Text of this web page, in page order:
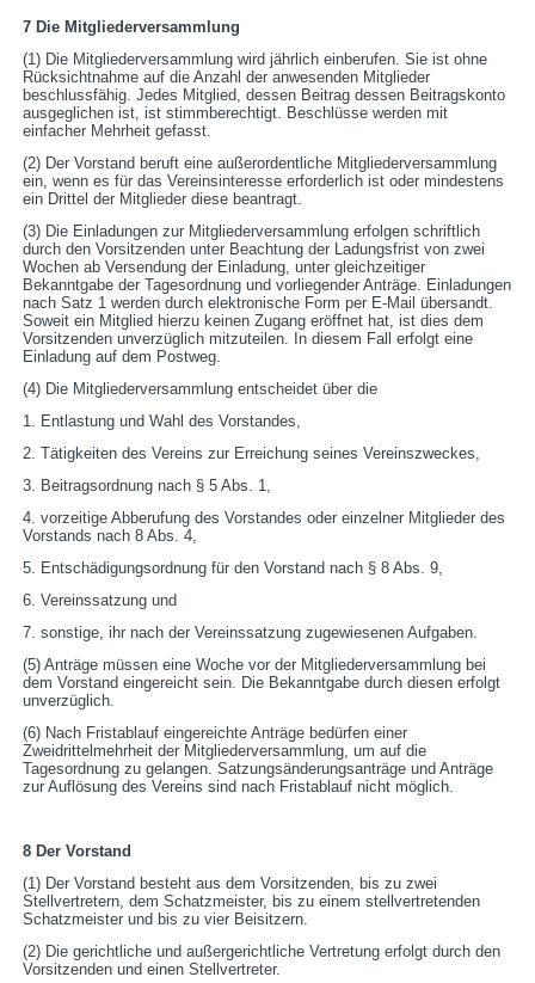
7 Die Mitgliederversammlung
(1) Die Mitgliederversammlung wird jährlich einberufen. Sie ist ohne
Rücksichtnahme auf die Anzahl der anwesenden Mitglieder
beschlussfähig. Jedes Mitglied, dessen Beitrag dessen Beitragskonto
ausgeglichen ist, ist stimmberechtigt. Beschlüsse werden mit
einfacher Mehrheit gefasst.
(2) Der Vorstand beruft eine außerordentliche Mitgliederversammlung
ein, wenn es für das Vereinsinteresse erforderlich ist oder mindestens
ein Drittel der Mitglieder diese beantragt.
(3) Die Einladungen zur Mitgliederversammlung erfolgen schriftlich
durch den Vorsitzenden unter Beachtung der Ladungsfrist von zwei
Wochen ab Versendung der Einladung, unter gleichzeitiger
Bekanntgabe der Tagesordnung und vorliegender Anträge. Einladungen
nach Satz 1 werden durch elektronische Form per E-Mail übersandt.
Soweit ein Mitglied hierzu keinen Zugang eröffnet hat, ist dies dem
Vorsitzenden unverzüglich mitzuteilen. In diesem Fall erfolgt eine
Einladung auf dem Postweg.
(4) Die Mitgliederversammlung entscheidet über die
1. Entlastung und Wahl des Vorstandes,
2. Tätigkeiten des Vereins zur Erreichung seines Vereinszweckes,
3. Beitragsordnung nach § 5 Abs. 1,
4. vorzeitige Abberufung des Vorstandes oder einzelner Mitglieder des
Vorstands nach 8 Abs. 4,
5. Entschädigungsordnung für den Vorstand nach § 8 Abs. 9,
6. Vereinssatzung und
7. sonstige, ihr nach der Vereinssatzung zugewiesenen Aufgaben.
(5) Anträge müssen eine Woche vor der Mitgliederversammlung bei
dem Vorstand eingereicht sein. Die Bekanntgabe durch diesen erfolgt
unverzüglich.
(6) Nach Fristablauf eingereichte Anträge bedürfen einer
Zweidrittelmehrheit der Mitgliederversammlung, um auf die
Tagesordnung zu gelangen. Satzungsänderungsanträge und Anträge
zur Auflösung des Vereins sind nach Fristablauf nicht möglich.
8 Der Vorstand
(1) Der Vorstand besteht aus dem Vorsitzenden, bis zu zwei
Stellvertretern, dem Schatzmeister, bis zu einem stellvertretenden
Schatzmeister und bis zu vier Beisitzern.
(2) Die gerichtliche und außergerichtliche Vertretung erfolgt durch den
Vorsitzenden und einen Stellvertreter.